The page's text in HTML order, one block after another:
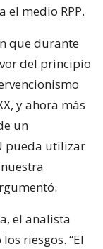
el medio RPP.
que durante
del principio
y ahora más
un
pueda utilizar
el analista
riesgos. “El